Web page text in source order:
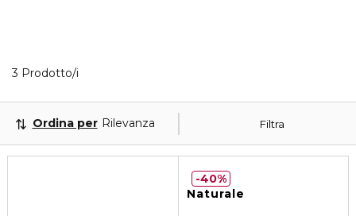
3 Prodotto/i
Filtra
Ordina per Rilevanza
Naturale
40%